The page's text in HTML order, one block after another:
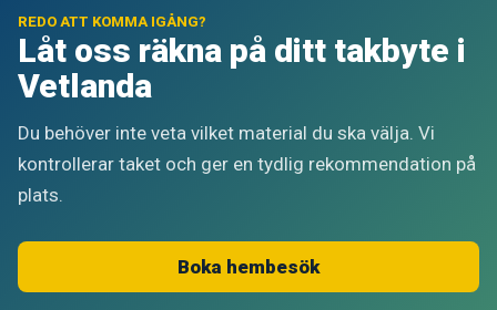
REDO ATT KOMMA IGÅNG?
Låt oss räkna på ditt takbyte i
Vetlanda
Du behöver inte veta vilket material du ska välja. Vi
kontrollerar taket och ger en tydlig rekommendation på
plats.
Boka hembesök